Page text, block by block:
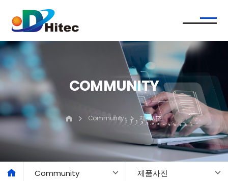
COMMUNITY
Community 제품사진
Community 제품사진